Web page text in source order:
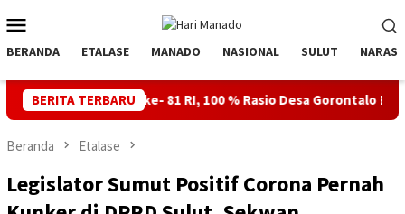
ke
kontenMobile
BERANDA ETALASE MANADO NASIONAL SULUT NARASI
BERITA TERBARU
HUT ke- 81 RI, 100 % Rasio Desa Gorontalo Berlistrik,
Beranda Etalase
Legislator Sumut Positif Corona Pernah